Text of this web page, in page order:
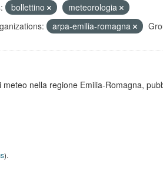
bollettino
meteorologia
arpa-emilia-romagna
nella regione Emilia-Romagna,
).